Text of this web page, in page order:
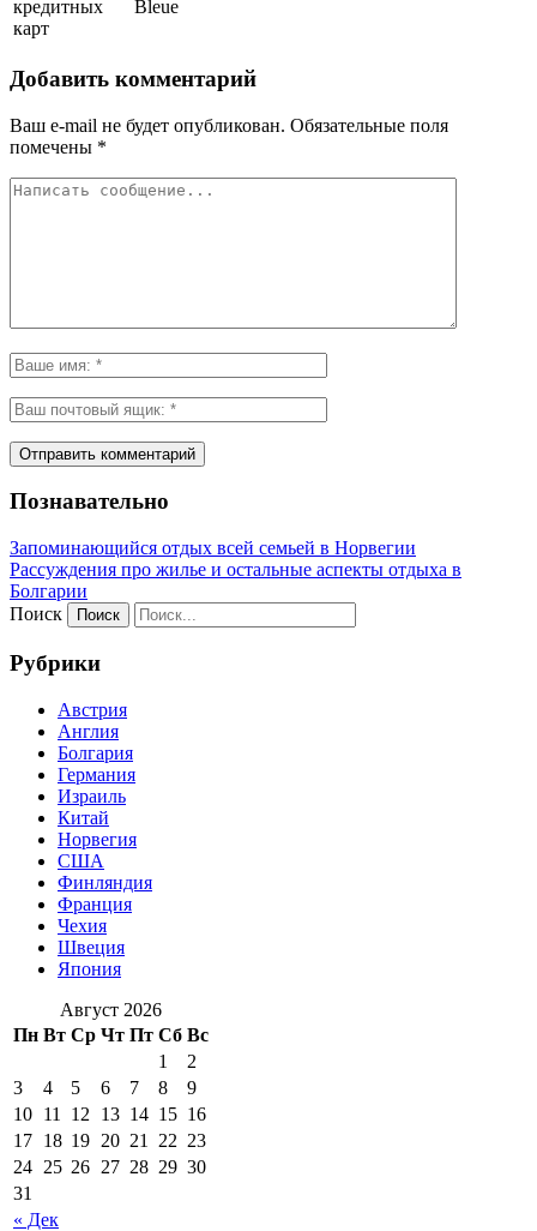
кредитных
карт
Bleue
Добавить комментарий
Ваш e-mail не будет опубликован. Обязательные поля
помечены *
Познавательно
Запоминающийся отдых всей семьей в Норвегии
Рассуждения про жилье и остальные аспекты отдыха в
Болгарии
Поиск
Рубрики
Австрия
Англия
Болгария
Германия
Израиль
Китай
Норвегия
США
Финляндия
Франция
Чехия
Швеция
Япония
Август 2026
Пн Вт Ср Чт Пт Сб Вс
« Дек
1
2
3
4 5 6 7 8
9
10 11 12 13 14 15 16
17 18 19 20 21 22 23
24 25 26 27 28 29 30
31